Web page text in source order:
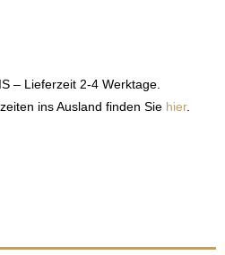
– Lieferzeit 2-4 Werktage.
ins Ausland finden Sie hier.